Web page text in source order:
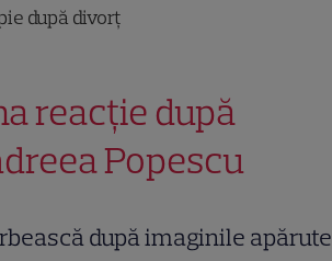
după divorț
reacție după
Popescu
după imaginile apărute